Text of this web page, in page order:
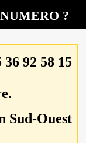
NUMERO ?
36 92 58 15
Sud-Ouest